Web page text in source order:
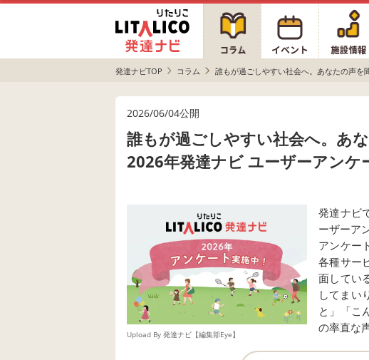
発達ナビTOP コラム 誰もが過ごしやすい社会へ。あなたの声を
2026/06/04公開
誰もが過ごしやすい社会へ。あ
2026年発達ナビ ユーザーアンケ
Upload By 発達ナビ【編集部Eye】
発達ナビ
ーザーア
アンケー
各種サー
面してい
してまい
と」「こ
の率直な